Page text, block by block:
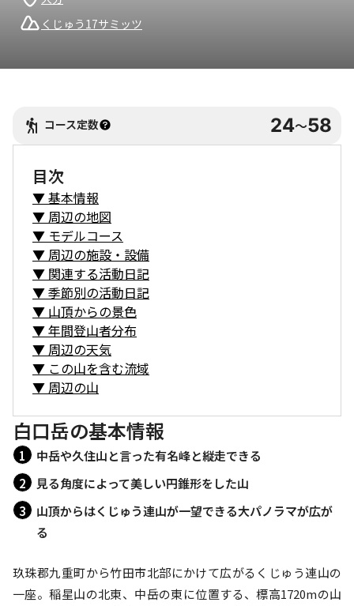
くじゅう17サミッツ
コース定数 24〜58
目次
▼基本情報
▼ 周辺の地図
▼ モデルコース
▼ 周辺の施設・設備
▼ 関連する活動日記
▼季節別の活動日記
▼ 山頂からの景色
▼年間登山者分布
▼ 周辺の天気
▼ この山を含む流域
▼ 周辺の山
白口岳の基本情報
中岳や久住山と言った有名峰と縦走できる
見る角度によって美しい円錐形をした山
山頂からはくじゅう連山が一望できる大パノラマが広が
る
玖珠郡九重町から竹田市北部にかけて広がるくじゅう連山の
一座。稲星山の北東、中岳の東に位置する、標高1720mの山